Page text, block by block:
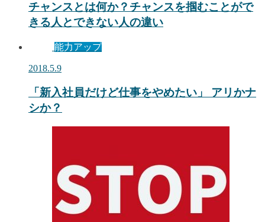
チャンスとは何か？チャンスを掴むことがで
きる人とできない人の違い
能力アップ
2018.5.9
「新入社員だけど仕事をやめたい」 アリかナ
シか？